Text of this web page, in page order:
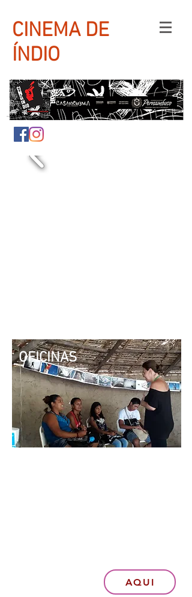
CINEMA DE
ÍNDIO
OFICINAS
AQUI